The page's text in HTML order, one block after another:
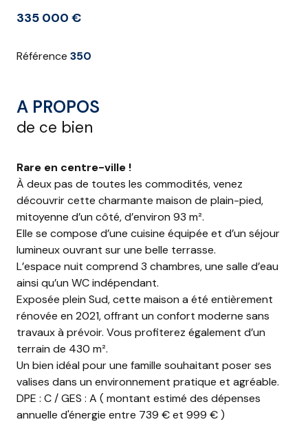
335 000 €
Référence 350
A PROPOS
de ce bien
Rare en centre-ville !
À deux pas de toutes les commodités, venez
découvrir cette charmante maison de plain-pied,
mitoyenne d’un côté, d’environ 93 m².
Elle se compose d’une cuisine équipée et d’un séjour
lumineuxouvrant sur une belle terrasse.
L’espace nuit comprend 3 chambres, une salle d’eau
ainsi qu’un WC indépendant.
Exposée plein Sud, cette maison a été entièrement
rénovée en 2021, offrant un confort moderne sans
travaux à prévoir. Vous profiterez également d’un
terrain de 430 m².
Un bien idéal pour une famille souhaitant poser ses
valises dans un environnement pratique et agréable.
DPE : C / GES : A ( montant estimé des dépenses
annuelle d'énergie entre 739 € et 999 € )